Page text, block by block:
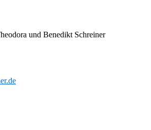
und Benedikt Schreiner